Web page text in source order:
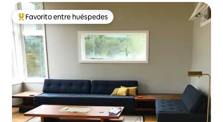
Favorito entre huéspedes preferido
Favorito entre huéspedes